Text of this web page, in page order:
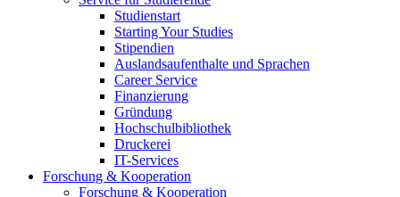
Studienstart
Starting Your Studies
Stipendien
Auslandsaufenthalte und Sprachen
Career Service
Finanzierung
Gründung
Hochschulbibliothek
Druckerei
IT-Services
Forschung & Kooperation
Forschung & Kooperation